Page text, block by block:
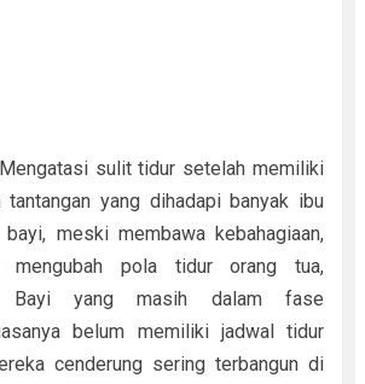
sulit tidur setelah memiliki
tantangan yang dihadapi banyak ibu
bayi, meski membawa kebahagiaan,
mengubah pola tidur orang tua,
Bayi yang masih dalam fase
belum memiliki jadwal tidur
cenderung sering terbangun di